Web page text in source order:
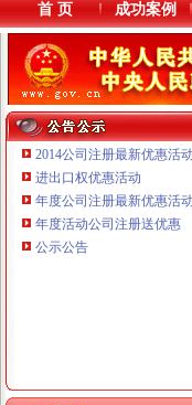
本站导航
首 页 成功案例
2014公司注册最新优惠活动
进出口权优惠活动
年度公司注册最新优惠活动
年度活动公司注册送优惠
公示公告
重庆鸽牌电线电缆有限公司
重庆傲志众达投资咨询有
重庆海谛升进出口贸易有
重庆奕欣锦诚商贸有限公司